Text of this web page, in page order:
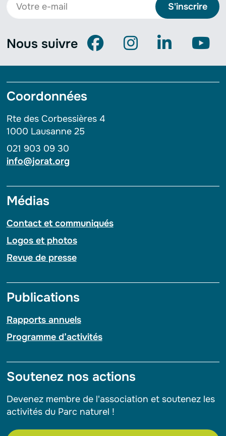
S'inscrire
Nous suivre
Coordonnées
Rte des Corbessières 4
1000 Lausanne 25
021 903 09 30
info@jorat.org
Médias
Contact et communiqués
Logos et photos
Revue de presse
Publications
Rapports annuels
Programme d’activités
Soutenez nos actions
Devenez membre de l'association et soutenez les
activités du Parc naturel !